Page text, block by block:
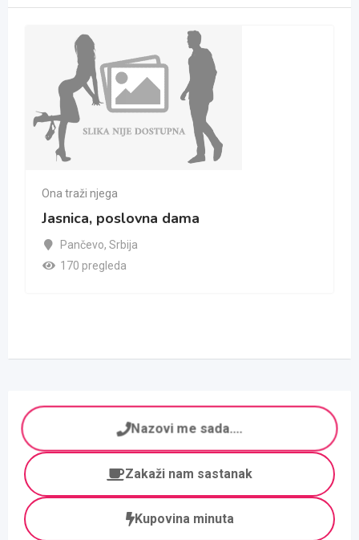
Ona traži njega
Jasnica, poslovna dama
Pančevo, Srbija
170 pregleda
Nazovi me sada....
Zakaži nam sastanak
Kupovina minuta